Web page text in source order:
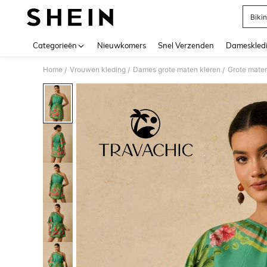
Categorieën Nieuwkomers Snel Verzenden
Home / Vrouwen kleding / Dames grote maten kleren / Grote